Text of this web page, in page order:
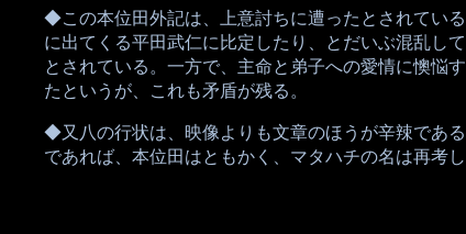
◆この本位田外記は、上意討ちに遭ったとされてい
に出てくる平田武仁に比定したり、とだいぶ混乱し
とされている。一方で、主命と弟子への愛情に懊悩
たというが、これも矛盾が残る。
◆又八の行状は、映像よりも文章のほうが辛辣であ
であれば、本位田はともかく、マタハチの名は再考